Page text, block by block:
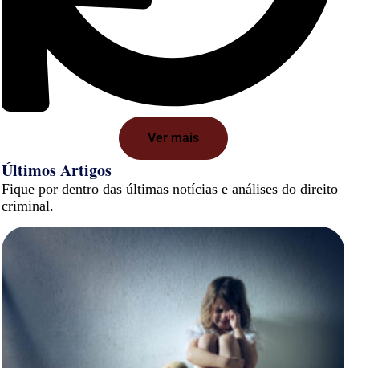
Ver mais
Últimos Artigos
Fique por dentro das últimas notícias e análises do direito
criminal.